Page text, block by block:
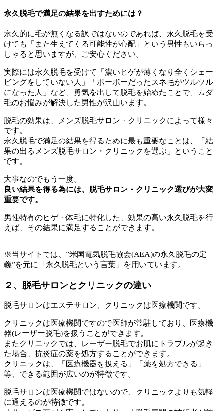
永久脱毛で満足の結果を出すためには？
永久的に毛が無くなる訳ではないのであれば、永久脱毛を受
けても「また生えてくる可能性が心配」という男性もいらっ
しゃると思いますが、ご安心ください。
実際には永久脱毛を受けて「濃いヒゲが薄くなり全くシェー
ビングをしていない人」「ボーボーだったスネ毛がツルツル
になった人」など、勇気を出して脱毛を始めたことで、ムダ
毛のお悩みが解決した男性が沢山います。
脱毛の効果は、メンズ脱毛サロン・クリニックによって様々
です。
永久脱毛で満足の結果を得るために最も重要なことは、「結
果の出るメンズ脱毛サロン・クリニックを選ぶ」ということ
です。
大事なのでもう一度。
良い結果を得る為には、脱毛サロン・クリニック選びが大変
重要です。
男性特有のヒゲ・体毛に特化した、効果の高い永久脱毛を行
えば、その結果に満足することができます。
※当サイトでは、”米国電気脱毛協会(AEA)の永久脱毛の定
義”を元に「永久脱毛という言葉」を用いています。
２、脱毛サロンとクリニックの違い
脱毛サロンはエステサロン、クリニックは医療機関です。
クリニックは医療機関ですので医師が常駐しており、医療機
器(レーザー脱毛)を扱うことができます。
またクリニックでは、レーザー脱毛でお肌にトラブルが起き
た場合、抗炎症の薬を処方することができます。
クリニックは、「医療機器を扱える」「薬を処方できる」
等、できる範囲が広いのが特徴です。
脱毛サロンは医療機関ではないので、クリニックよりも気軽
に通えるのが特徴です。